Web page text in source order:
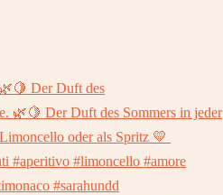
Der Duft des
#sarahundd